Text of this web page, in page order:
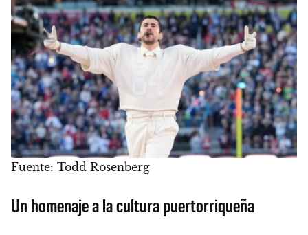
Fuente: Todd Rosenberg
Un homenaje a la cultura puertorriqueña